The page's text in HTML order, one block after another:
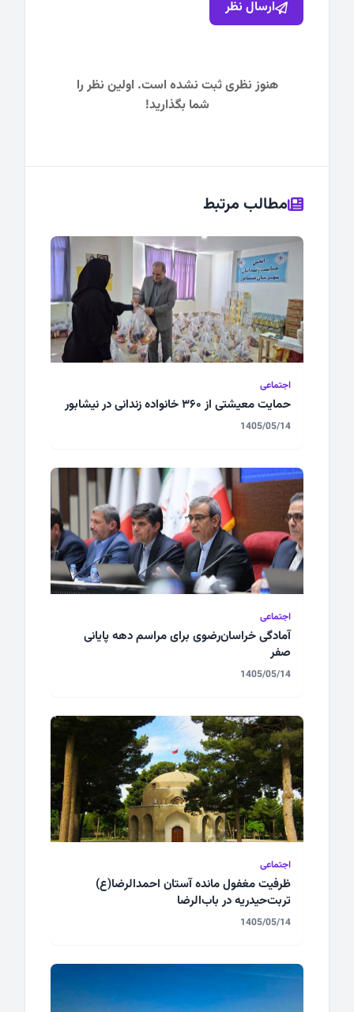
ارسال نظر
هنوز نظری ثبت نشده است. اولین نظر را
شما بگذارید!
مطالب مرتبط
اجتماعی
حمایت معیشتی از ۳۶۰ خانواده زندانی در نیشابور
1405/05/14
اجتماعی
آمادگی خراسان‌رضوی برای مراسم دهه پایانی
صفر
1405/05/14
اجتماعی
ظرفیت مغفول مانده آستان احمدالرضا(ع)
تربت‌حیدریه در باب‌الرضا
1405/05/14